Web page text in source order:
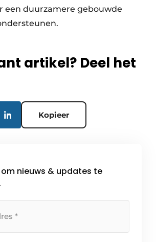
een duurzamere gebouwde
artikel? Deel het
Kopieer
nieuws & updates te